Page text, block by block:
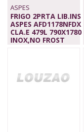
ASPES
FRIGO 2PRTA LIB.INS
ASPES AFD1178NFDX
CLA.E 479L 790X1780
INOX,NO FROST